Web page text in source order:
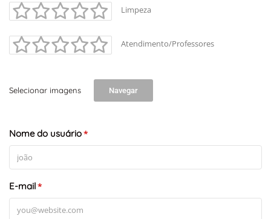
Limpeza
Atendimento/Professores
Selecionar imagens Navegar
Nome do usuário*
E-mail*